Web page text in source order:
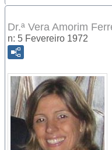
Dr.ª Vera Amorim
n: 5 Fevereiro 1972